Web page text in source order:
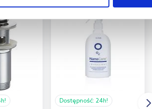
Dostępność:24h!